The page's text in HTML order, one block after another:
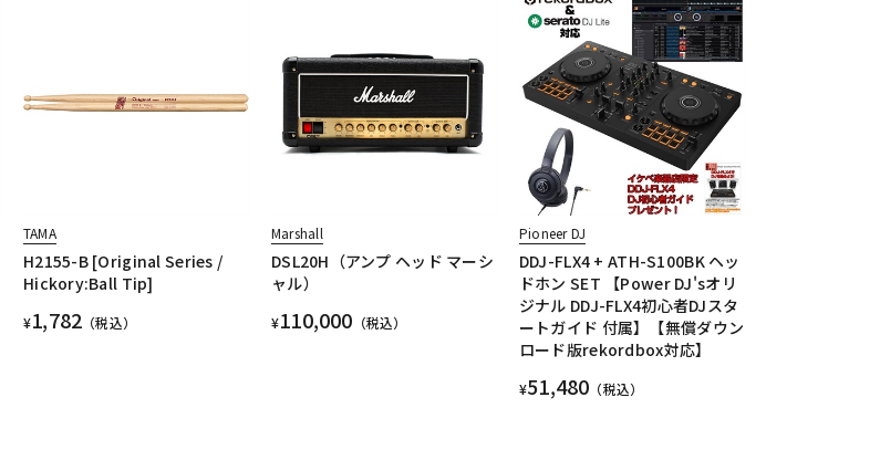
TAMA
H2155-B [Original Series /
Hickory:Ball Tip]
¥1,782 （税込）
Marshall
DSL20H（アンプ ヘッド マーシ
ャル）
¥110,000 （税込）
Pioneer DJ
DDJ-FLX4 + ATH-S100BK ヘッ
ドホン SET 【Power DJ'sオリ
ジナル DDJ-FLX4初心者DJスタ
ートガイド 付属】【無償ダウン
ロード版rekordbox対応】
¥51,480 （税込）